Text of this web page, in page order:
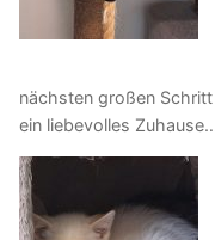
nächsten großen
ein liebevolles